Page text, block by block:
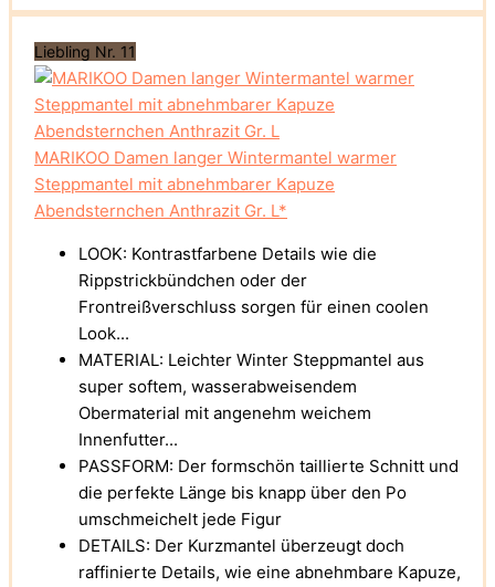
Liebling Nr. 11
MARIKOO Damen langer Wintermantel warmer
Steppmantel mit abnehmbarer Kapuze
Abendsternchen Anthrazit Gr. L*
LOOK: Kontrastfarbene Details wie die
Rippstrickbündchen oder der
Frontreißverschluss sorgen für einen coolen
Look...
MATERIAL: Leichter Winter Steppmantel aus
super softem, wasserabweisendem
Obermaterial mit angenehm weichem
Innenfutter...
PASSFORM: Der formschön taillierte Schnitt und
die perfekte Länge bis knapp über den Po
umschmeichelt jede Figur
DETAILS: Der Kurzmantel überzeugt doch
raffinierte Details, wie eine abnehmbare Kapuze,